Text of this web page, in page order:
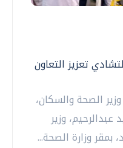
تعزيز التعاون
الصحة والسكان،
عبدالرحيم، وزير
بمقر وزارة الصحة...